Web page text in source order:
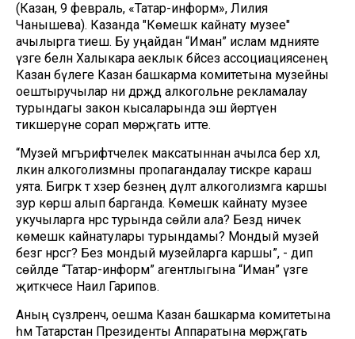
(Казан, 9 февраль, «Татар-информ», Лилия
Чанышева). Казанда "Көмешкә кайнату музее"
ачылырга тиеш. Бу уңайдан “Иман” ислам мәдәнияте
үзәге белән Халыкара аеклык бәйсез ассоциациясенең
Казан бүлеге Казан башкарма комитетына музейны
оештыручылар ни дәрәҗәдә алкогольне рекламалау
турындагы закон кысаларында эш йөртүен
тикшерүне сорап мөрәҗәгать итте.
“Музей мәгърифәтчелек максатыннан ачылса бер хәл,
ләкин алкоголизмны пропагандалау тискәре караш
уята. Бигрәк тә хәзер безнең дәүләт алкоголизмга каршы
зур көрәш алып барганда. Көмешкә кайнату музее
укучыларга нәрсә турында сөйли ала? Бездә ничек
көмешкә кайнатулары турындамы? Мондый музей
безгә нәрсәгә? Без мондый музейларга каршы”, - дип
сөйләде “Татар-информ” агентлыгына “Иман” үзәге
җитәкчесе Наил Гарипов.
Аның сүзләренчә, оешма Казан башкарма комитетына
һәм Татарстан Президенты Аппаратына мөрәҗәгать